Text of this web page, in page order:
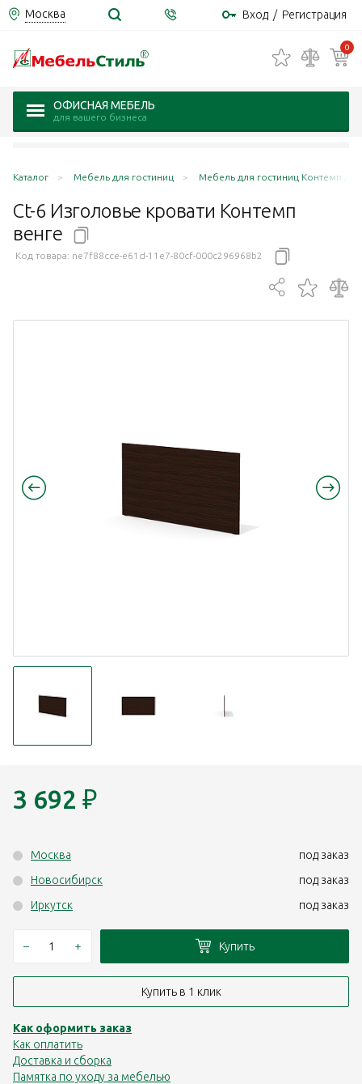
Москва Вход / Регистрация
0
ОФИСНАЯ МЕБЕЛЬ
для вашего бизнеса
Каталог Мебель для гостиниц Мебель для гостиниц Контемп /
Ct-6 Изголовье кровати Контемп
венге
Код товара: ne7f88cce-e61d-11e7-80cf-000c296968b2
3 692 ₽
Москва
под заказ
Новосибирск
под заказ
Иркутск
под заказ
– + Купить
Купить в 1 клик
Как оформить заказ
Как оплатить
Доставка и сборка
Памятка по уходу за мебелью